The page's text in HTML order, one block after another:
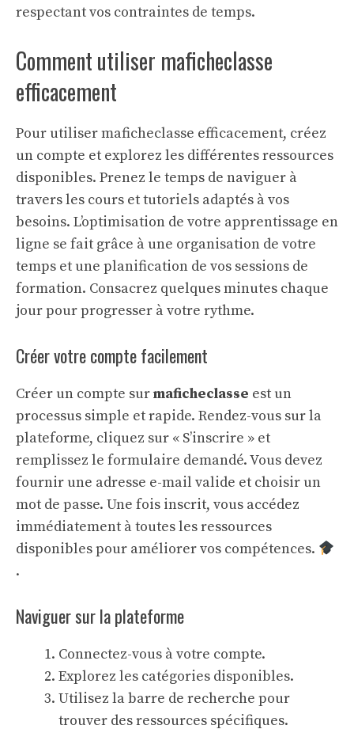
respectant vos contraintes de temps.
Comment utiliser maficheclasse
efficacement
Pour utiliser maficheclasse efficacement, créez
un compte et explorez les différentes ressources
disponibles. Prenez le temps de naviguer à
travers les cours et tutoriels adaptés à vos
besoins. L’optimisation de votre apprentissage en
ligne se fait grâce à une organisation de votre
temps et une planification de vos sessions de
formation. Consacrez quelques minutes chaque
jour pour progresser à votre rythme.
Créer votre compte facilement
Créer un compte surmaficheclasse est un
processus simple et rapide. Rendez-vous sur la
plateforme, cliquez sur « S’inscrire » et
remplissez le formulaire demandé. Vous devez
fournir une adresse e-mail valide et choisir un
mot de passe. Une fois inscrit, vous accédez
immédiatement à toutes les ressources
disponibles pour améliorer vos compétences.
.
Naviguer sur la plateforme
Connectez-vous à votre compte.
Explorez les catégories disponibles.
Utilisez la barre de recherche pour
trouver des ressources spécifiques.